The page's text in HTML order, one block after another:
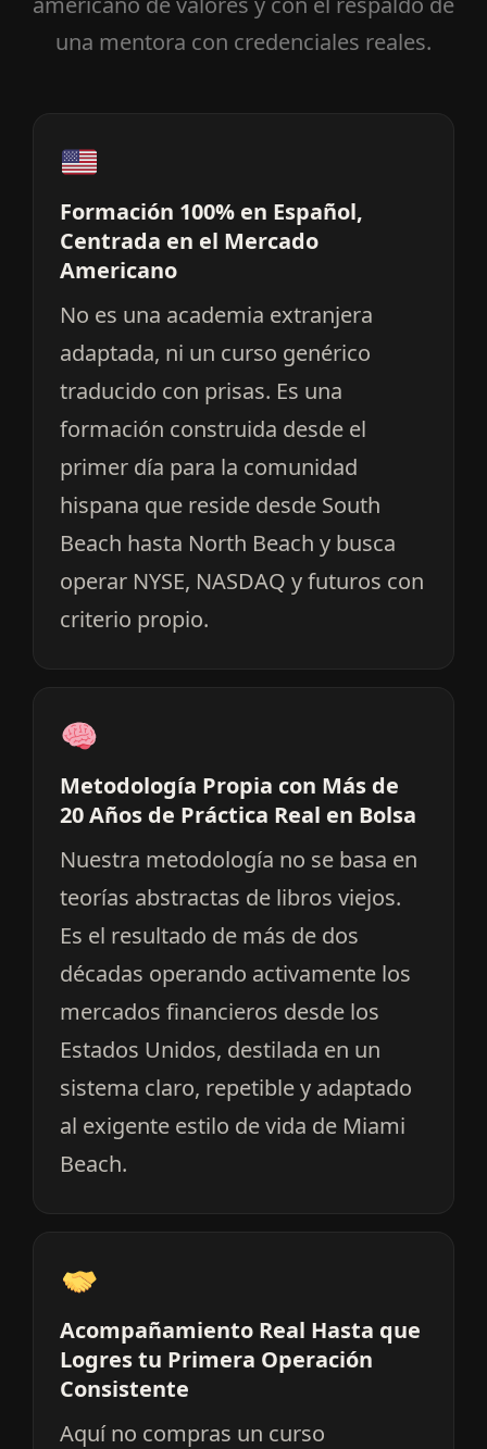
una mentora con credenciales reales.
Formación 100% en Español,
Centrada en el Mercado
Americano
No es una academia extranjera
adaptada, ni un curso genérico
traducido con prisas. Es una
formación construida desde el
primer día para la comunidad
hispana que reside desde South
Beach hasta North Beach y busca
operar NYSE, NASDAQ y futuros con
criterio propio.
Metodología Propia con Más de
20 Años de Práctica Real en Bolsa
Nuestra metodología no se basa en
teorías abstractas de libros viejos.
Es el resultado de más de dos
décadas operando activamente los
mercados financieros desde los
Estados Unidos, destilada en un
sistema claro, repetible y adaptado
al exigente estilo de vida de Miami
Beach.
Acompañamiento Real Hasta que
Logres tu Primera Operación
Consistente
Aquí no compras un curso